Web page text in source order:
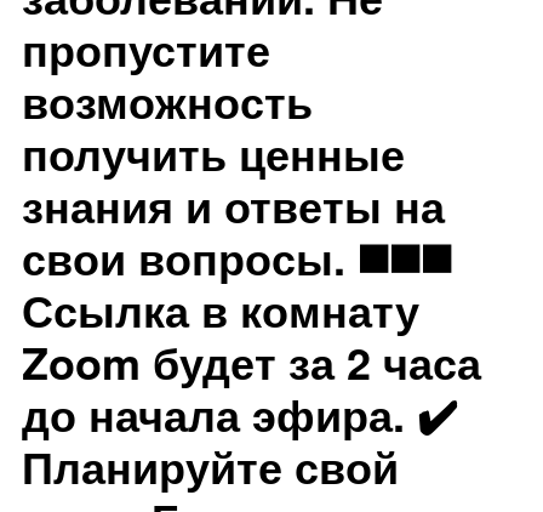
пропустите
возможность
получить ценные
знания и ответы на
свои вопросы. ◼️◼️◼️
Ссылка в комнату
Zoom будет за 2 часа
до начала эфира. ✔️
Планируйте свой